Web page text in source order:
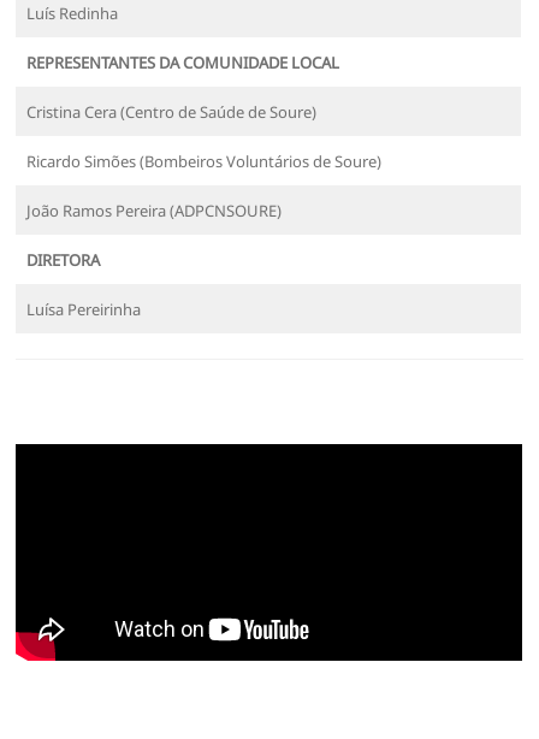
Luís Redinha
REPRESENTANTES DA COMUNIDADE LOCAL
Cristina Cera (Centro de Saúde de Soure)
Ricardo Simões (Bombeiros Voluntários de Soure)
João Ramos Pereira (ADPCNSOURE)
DIRETORA
Luísa Pereirinha